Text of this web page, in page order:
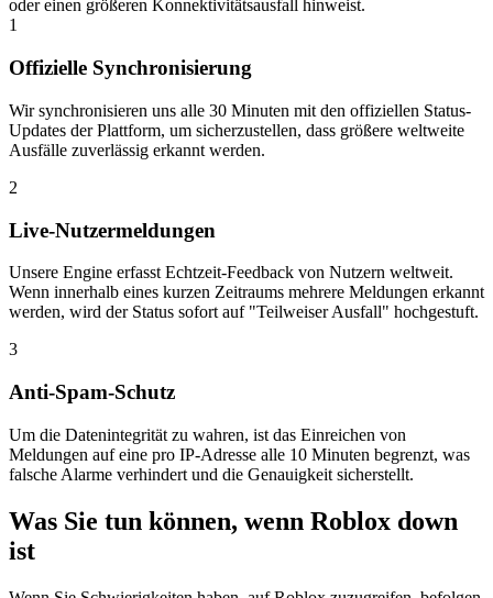
oder einen größeren Konnektivitätsausfall hinweist.
1
Offizielle Synchronisierung
Wir synchronisieren uns alle 30 Minuten mit den offiziellen Status-
Updates der Plattform, um sicherzustellen, dass größere weltweite
Ausfälle zuverlässig erkannt werden.
2
Live-Nutzermeldungen
Unsere Engine erfasst Echtzeit-Feedback von Nutzern weltweit.
Wenn innerhalb eines kurzen Zeitraums mehrere Meldungen erkannt
werden, wird der Status sofort auf "Teilweiser Ausfall" hochgestuft.
3
Anti-Spam-Schutz
Um die Datenintegrität zu wahren, ist das Einreichen von
Meldungen auf eine pro IP-Adresse alle 10 Minuten begrenzt, was
falsche Alarme verhindert und die Genauigkeit sicherstellt.
Was Sie tun können, wenn Roblox down
ist